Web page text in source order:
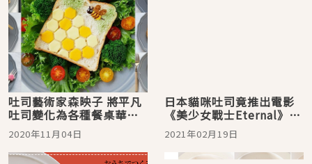
吐司藝術家森映子 將平凡
吐司變化為各種餐桌華麗
美食
2020年11月04日
日本貓咪吐司竟推出電影
《美少女戰士Eternal》版
「露娜吐司」！另外台灣
貓咪吐司也已開放單片裝
限定口味宅配囉
2021年02月19日